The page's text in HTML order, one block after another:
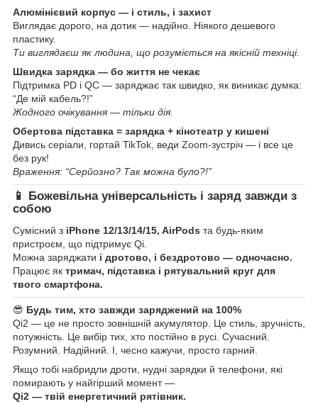
Алюмінієвий корпус — і стиль, і захист
Виглядає дорого, на дотик — надійно. Ніякого дешевого
пластику.
Ти виглядаєш як людина, що розуміється на якісній техніці.
Швидка зарядка — бо життя не чекає
Підтримка PD і QC — заряджає так швидко, як виникає думка:
“Де мій кабель?!”
Жодного очікування — тільки дія.
Обертова підставка = зарядка + кінотеатр у кишені
Дивись серіали, гортай TikTok, веди Zoom-зустріч — і все це
без рук!
Враження: “Серйозно? Так можна було?!”
📱 Божевільна універсальність і заряд завжди з
собою
Сумісний з iPhone 12/13/14/15, AirPods та будь-яким
пристроєм, що підтримує Qi.
Можна заряджати і дротово, і бездротово — одночасно.
Працює як тримач, підставка і рятувальний круг для
твого смартфона.
😎 Будь тим, хто завжди заряджений на 100%
Qi2 — це не просто зовнішній акумулятор. Це стиль, зручність,
потужність. Це вибір тих, хто постійно в русі. Сучасний.
Розумний. Надійний. І, чесно кажучи, просто гарний.
Якщо тобі набридли дроти, нудні зарядки й телефони, які
помирають у найгірший момент —
Qi2 — твій енергетичний рятівник.